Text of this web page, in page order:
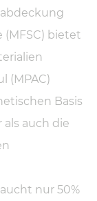
bietet
(MPAC)
Basis
auch die
nur 50%